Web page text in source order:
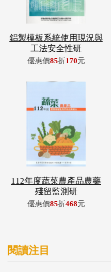
鋁製模板系統使用現況與
工法安全性研
優惠價85折170元
112年度蔬菜農產品農藥
殘留監測研
優惠價85折468元
閱讀注目